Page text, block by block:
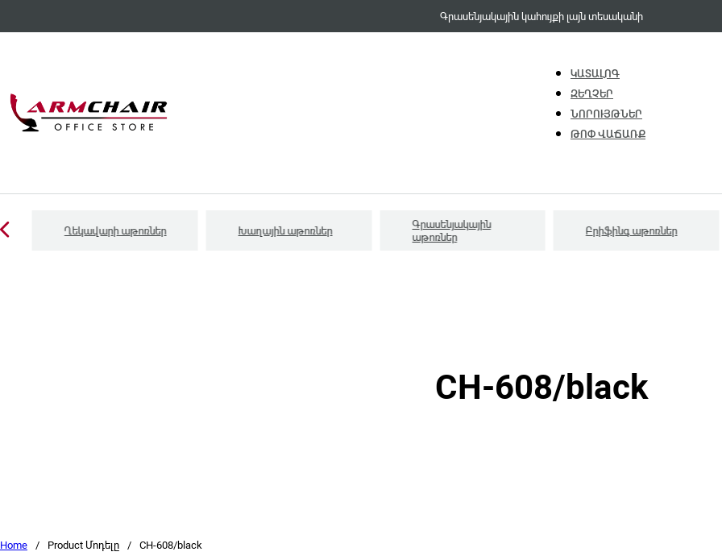
Գրասենյակային կահույքի լայն տեսականի
ԿԱՏԱԼՈԳ
ԶԵՂՉԵՐ
ՆՈՐՈՒՅԹՆԵՐ
ԹՈՓ ՎԱՃԱՌՔ
Ղեկավարի աթոռներ Խաղային աթոռներ
Գրասենյակային
աթոռներ
Բրիֆինգ աթոռներ
CH-608/black
Home / Product Մոդելը / CH-608/black